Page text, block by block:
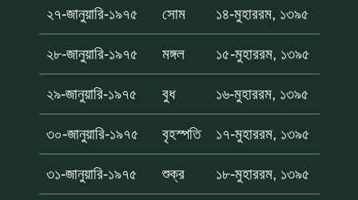
২৭-জানুয়ারি-১৯৭৫ সোম ১৪-মুহাররম, ১৩৯৫
২৮-জানুয়ারি-১৯৭৫ মঙ্গল ১৫-মুহাররম, ১৩৯৫
২৯-জানুয়ারি-১৯৭৫ বুধ ১৬-মুহাররম, ১৩৯৫
৩০-জানুয়ারি-১৯৭৫ বৃহস্পতি ১৭-মুহাররম, ১৩৯৫
৩১-জানুয়ারি-১৯৭৫ শুক্র ১৮-মুহাররম, ১৩৯৫